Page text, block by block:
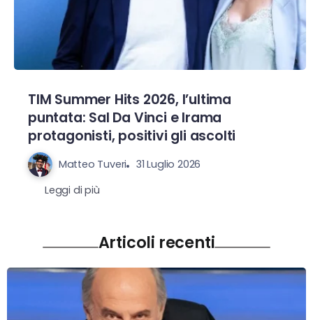
TIM Summer Hits 2026, l’ultima
puntata: Sal Da Vinci e Irama
protagonisti, positivi gli ascolti
Matteo Tuveri
31 Luglio 2026
Leggi di più
Articoli recenti